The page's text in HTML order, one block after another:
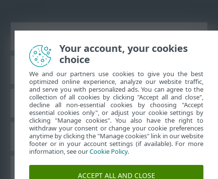
ESET baza znanja
ESET Forum
Regionalna podrška
Your account, your cookies
choice
We and our partners use cookies to give you the best
optimized online experience, analyze our website traffic,
and serve you with personalized ads. You can agree to the
collection of all cookies by clicking "Accept all and close",
decline all non-essential cookies by choosing "Accept
essential cookies only", or adjust your cookie settings by
clicking "Manage cookies". You also have the right to
withdraw your consent or change your cookie preferences
anytime by clicking the "Manage cookies" link in our website
footer or in your account settings (if available). For more
information, see ourCookie Policy.
ACCEPT ALL AND CLOSE